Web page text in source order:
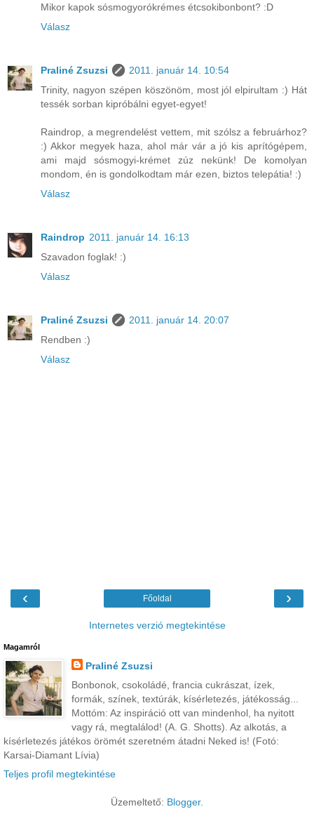
Mikor kapok sósmogyorókrémes étcsokibonbont? :D
Válasz
Praliné Zsuzsi
2011. január 14. 10:54
Trinity, nagyon szépen köszönöm, most jól elpirultam :) Hát
tessék sorban kipróbálni egyet-egyet!
Raindrop, a megrendelést vettem, mit szólsz a februárhoz?
:) Akkor megyek haza, ahol már vár a jó kis aprítógépem,
ami majd sósmogyi-krémet zúz nekünk! De komolyan
mondom, én is gondolkodtam már ezen, biztos telepátia! :)
Válasz
Raindrop 2011. január 14. 16:13
Szavadon foglak! :)
Válasz
Praliné Zsuzsi
2011. január 14. 20:07
Rendben :)
Válasz
‹ ›
Főoldal
Internetes verzió megtekintése
Magamról
Praliné Zsuzsi
Bonbonok, csokoládé, francia cukrászat, ízek,
formák, színek, textúrák, kísérletezés, játékosság...
Mottóm: Az inspiráció ott van mindenhol, ha nyitott
vagy rá, megtalálod! (A. G. Shotts). Az alkotás, a
kísérletezés játékos örömét szeretném átadni Neked is! (Fotó:
Karsai-Diamant Lívia)
Teljes profil megtekintése
Üzemeltető: Blogger.